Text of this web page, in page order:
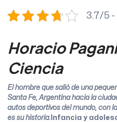
3.7/5 -
Horacio
Ciencia
El hombre que salió de una
Santa Fe, Argentina hacia la
autos deportivos del mundo, con
es su historia. Infancia y